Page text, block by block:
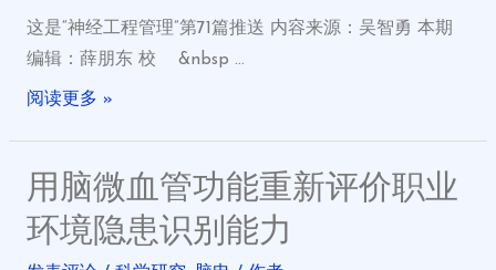
这是“神经工程管理”第71篇推送 内容来源：吴智勇 本期
编辑：薛朋东 校 &nbsp …
阅读更多 »
用脑微血管功能重新评价职业
环境隐患识别能力